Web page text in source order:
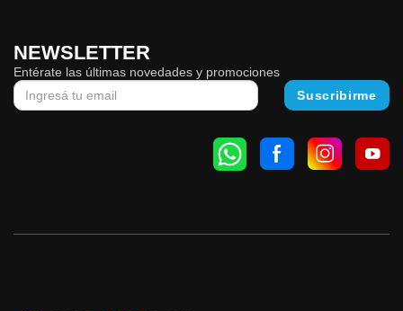
NEWSLETTER
Entérate las últimas novedades y promociones